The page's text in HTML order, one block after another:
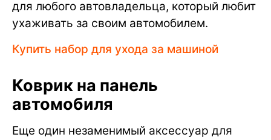
для любого автовладельца, который любит
ухаживать за своим автомобилем.
Купить набор для ухода за машиной
Коврик на панель
автомобиля
Еще один незаменимый аксессуар для